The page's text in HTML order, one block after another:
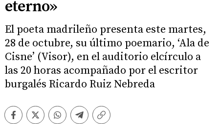
eterno»
El poeta madrileño presenta este martes,
28 de octubre, su último poemario, ‘Ala de
Cisne’ (Visor), en el auditorio elcírculo a
las 20 horas acompañado por el escritor
burgalés Ricardo Ruiz Nebreda
FacebookTwitterWhatsappTelegramCopiar